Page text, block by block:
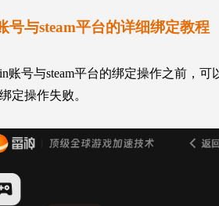
号与steam平台的详细绑定教程
账号与steam平台的绑定操作之前，
定操作失败。